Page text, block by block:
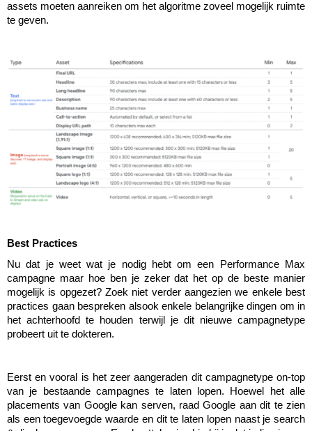
Sebastiaan Reeskamp
Thomas Kurevic
Thomas Riis
Victor Hayot
William Rezette
Yaël Vanhoe
assets moeten aanreiken om het algoritme zoveel mogelijk ruimte
te geven.
Best Practices
Nu dat je weet wat je nodig hebt om een Performance Max
campagne maar hoe ben je zeker dat het op de beste manier
mogelijk is opgezet? Zoek niet verder aangezien we enkele best
practices gaan bespreken alsook enkele belangrijke dingen om in
het achterhoofd te houden terwijl je dit nieuwe campagnetype
probeert uit te dokteren.
Eerst en vooral is het zeer aangeraden dit campagnetype on-top
van je bestaande campagnes te laten lopen. Hoewel het alle
placements van Google kan serven, raad Google aan dit te zien
als een toegevoegde waarde en dit te laten lopen naast je search